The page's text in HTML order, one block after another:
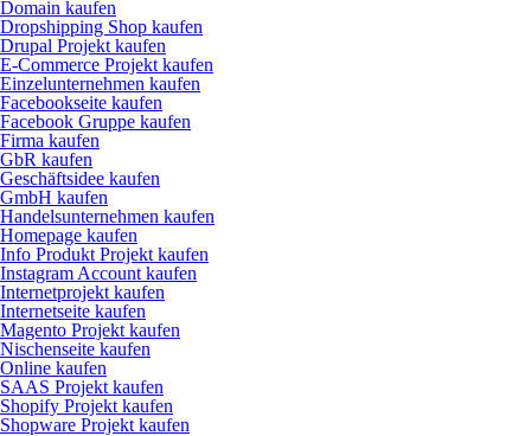
Domain kaufen
Dropshipping Shop kaufen
Drupal Projekt kaufen
E-Commerce Projekt kaufen
Einzelunternehmen kaufen
Facebookseite kaufen
Facebook Gruppe kaufen
Firma kaufen
GbR kaufen
Geschäftsidee kaufen
GmbH kaufen
Handelsunternehmen kaufen
Homepage kaufen
Info Produkt Projekt kaufen
Instagram Account kaufen
Internetprojekt kaufen
Internetseite kaufen
Magento Projekt kaufen
Nischenseite kaufen
Online kaufen
SAAS Projekt kaufen
Shopify Projekt kaufen
Shopware Projekt kaufen